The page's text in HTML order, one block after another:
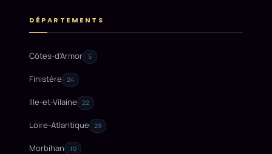
DÉPARTEMENTS
Côtes-d'Armor 5
Finistère 24
Ille-et-Vilaine 22
Loire-Atlantique 29
Morbihan 10